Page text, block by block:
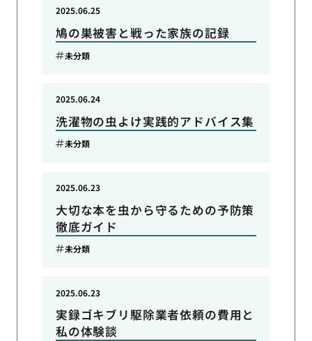
鳩の巣被害と戦った家族の記録
2025.06.25
未分類
洗濯物の虫よけ実践的アドバイス集
2025.06.24
未分類
大切な本を虫から守るための予防策
徹底ガイド
2025.06.23
未分類
実録ゴキブリ駆除業者依頼の費用と
私の体験談
2025.06.23